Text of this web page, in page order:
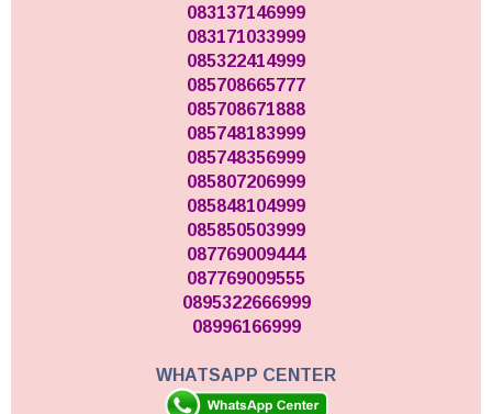
083137146999
083171033999
085322414999
085708665777
085708671888
085748183999
085748356999
085807206999
085848104999
085850503999
087769009444
087769009555
0895322666999
08996166999
WHATSAPP CENTER